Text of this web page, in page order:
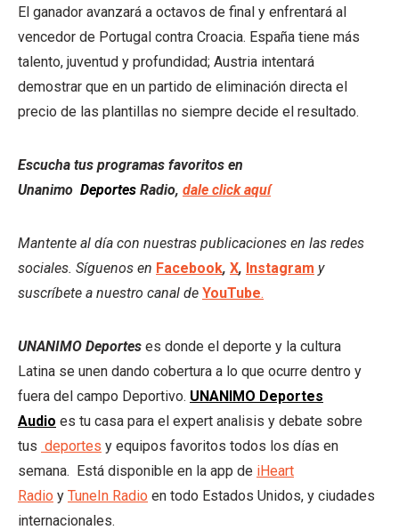
El ganador avanzará a octavos de final y enfrentará al
vencedor de Portugal contra Croacia. España tiene más
talento, juventud y profundidad; Austria intentará
demostrar que en un partido de eliminación directa el
precio de las plantillas no siempre decide el resultado.
Escucha tus programas favoritos en
Unanimo Deportes Radio, dale click aquí
Mantente al día con nuestras publicaciones en las redes
sociales. Síguenos en Facebook, X, Instagram y
suscríbete a nuestro canal de YouTube.
UNANIMO Deportes es donde el deporte y la cultura
Latina se unen dando cobertura a lo que ocurre dentro y
fuera del campo Deportivo. UNANIMO Deportes
Audio es tu casa para el expert analisis y debate sobre
tus deportes y equipos favoritos todos los días en
semana. Está disponible en la app de iHeart
Radio y TuneIn Radio en todo Estados Unidos, y ciudades
internacionales.